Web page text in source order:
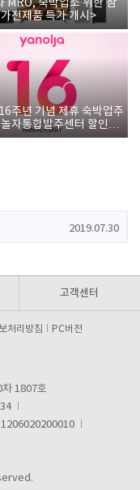
MRO, 숙박업소 위한 삼
전제품 특가 개시>
주년 기념 제휴 숙박업주
자통합발주센터 할인쿠
2019.07.30
고객센터
처리방침 PC버전
1807호